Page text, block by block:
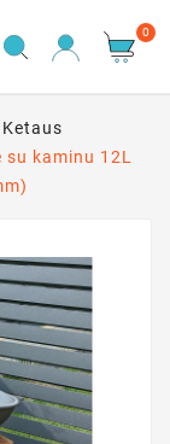
0
Ketaus
kaminu 12L